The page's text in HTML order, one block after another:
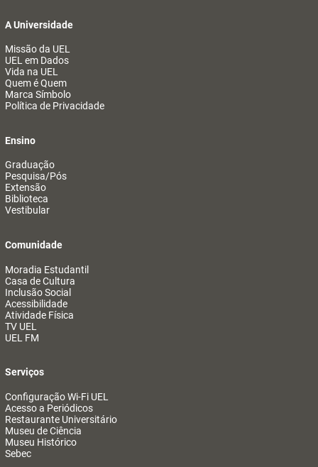
A Universidade
Missão da UEL
UEL em Dados
Vida na UEL
Quem é Quem
Marca Símbolo
Política de Privacidade
Ensino
Graduação
Pesquisa/Pós
Extensão
Biblioteca
Vestibular
Comunidade
Moradia Estudantil
Casa de Cultura
Inclusão Social
Acessibilidade
Atividade Física
TV UEL
UEL FM
Serviços
Configuração Wi-Fi UEL
Acesso a Periódicos
Restaurante Universitário
Museu de Ciência
Museu Histórico
Sebec